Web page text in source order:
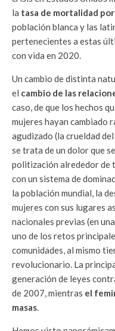
la tasa de mortalidad por
población blanca y las
pertenecientes a estas
con vida en 2020.
Un cambio de distinta
el cambio de las
caso, de que los hechos
mujeres hayan cambiado
agudizado (la crueldad
se trata de un dolor que
politización alrededor de
con un sistema de
la población mundial, la
mujeres con sus lugares
nacionales previas (en
uno de los retos
comunidades, al mismo
revolucionario. La
generación de leyes
de 2007, mientras el
masas.